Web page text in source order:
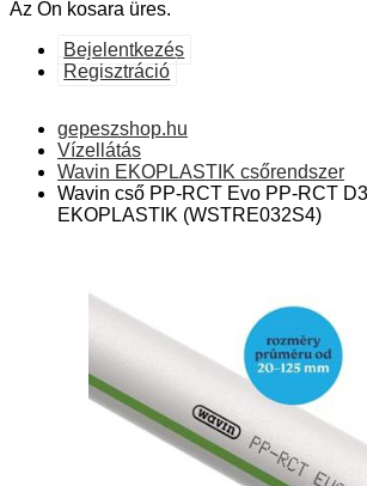
Az Ön kosara üres.
Bejelentkezés
Regisztráció
gepeszshop.hu
Vízellátás
Wavin EKOPLASTIK csőrendszer
Wavin cső PP-RCT Evo PP-RCT
EKOPLASTIK (WSTRE032S4)